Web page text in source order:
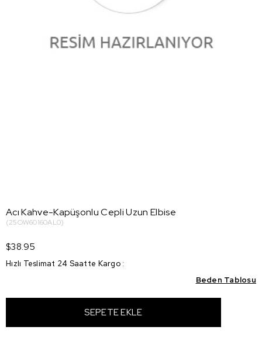
Acı Kahve-Kapüşonlu Cepli Uzun Elbise
(25OW60160AL0)
$38.95
Hızlı Teslimat 24 Saatte Kargo :
Beden Tablosu